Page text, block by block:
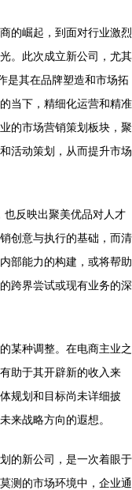
的崛起，到面对行业激烈
。此次成立新公司，尤其
是其在品牌塑造和市场拓
当下，精细化运营和精准
的市场营销策划板块，聚
活动策划，从而提升市场
也反映出聚美优品对人才
创意与执行的基础，而清
部能力的构建，或将帮助
跨界尝试或现有业务的深
某种调整。在电商主业之
助于其开辟新的收入来
规划和目标尚未详细披
来战略方向的遐想。
的新公司，是一次着眼于
测的市场环境中，企业通